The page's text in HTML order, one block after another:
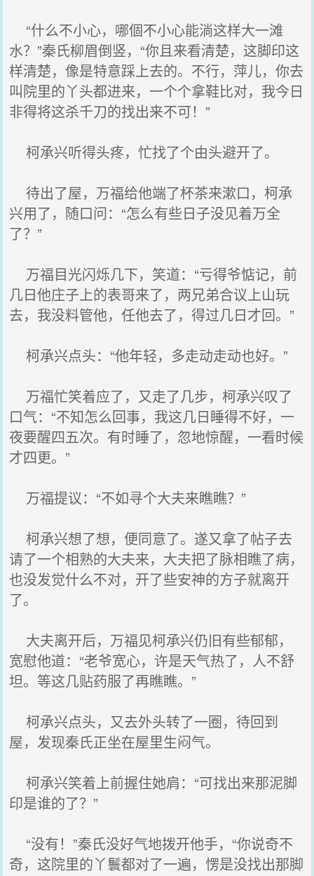
“什么不小心，哪個不小心能淌这样大一滩
水？”秦氏柳眉倒竖，“你且来看清楚，这脚印这
样清楚，像是特意踩上去的。不行，萍儿，你去
叫院里的丫头都进来，一个个拿鞋比对，我今日
非得将这杀千刀的找出来不可！”
柯承兴听得头疼，忙找了个由头避开了。
待出了屋，万福给他端了杯茶来漱口，柯承
兴用了，随口问：“怎么有些日子没见着万全
了？”
万福目光闪烁几下，笑道：“亏得爷惦记，前
几日他庄子上的表哥来了，两兄弟合议上山玩
去，我没料管他，任他去了，得过几日才回。”
柯承兴点头：“他年轻，多走动走动也好。”
万福忙笑着应了，又走了几步，柯承兴叹了
口气：“不知怎么回事，我这几日睡得不好，一
夜要醒四五次。有时睡了，忽地惊醒，一看时候
才四更。”
万福提议：“不如寻个大夫来瞧瞧？”
柯承兴想了想，便同意了。遂又拿了帖子去
请了一个相熟的大夫来，大夫把了脉相瞧了病，
也没发觉什么不对，开了些安神的方子就离开
了。
大夫离开后，万福见柯承兴仍旧有些郁郁，
宽慰他道：“老爷宽心，许是天气热了，人不舒
坦。等这几贴药服了再瞧瞧。”
柯承兴点头，又去外头转了一圈，待回到
屋，发现秦氏正坐在屋里生闷气。
柯承兴笑着上前握住她肩：“可找出来那泥脚
印是谁的了？”
“没有！”秦氏没好气地拨开他手，“你说奇不
奇，这院里的丫鬟都对了一遍，愣是没找出那脚